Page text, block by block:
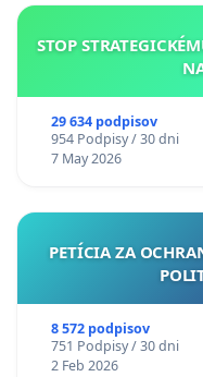
STOP
29 634 podpisov
954 Podpisy / 30 dni
7 May 2026
PETÍCIA ZA
8 572 podpisov
751 Podpisy / 30 dni
2 Feb 2026